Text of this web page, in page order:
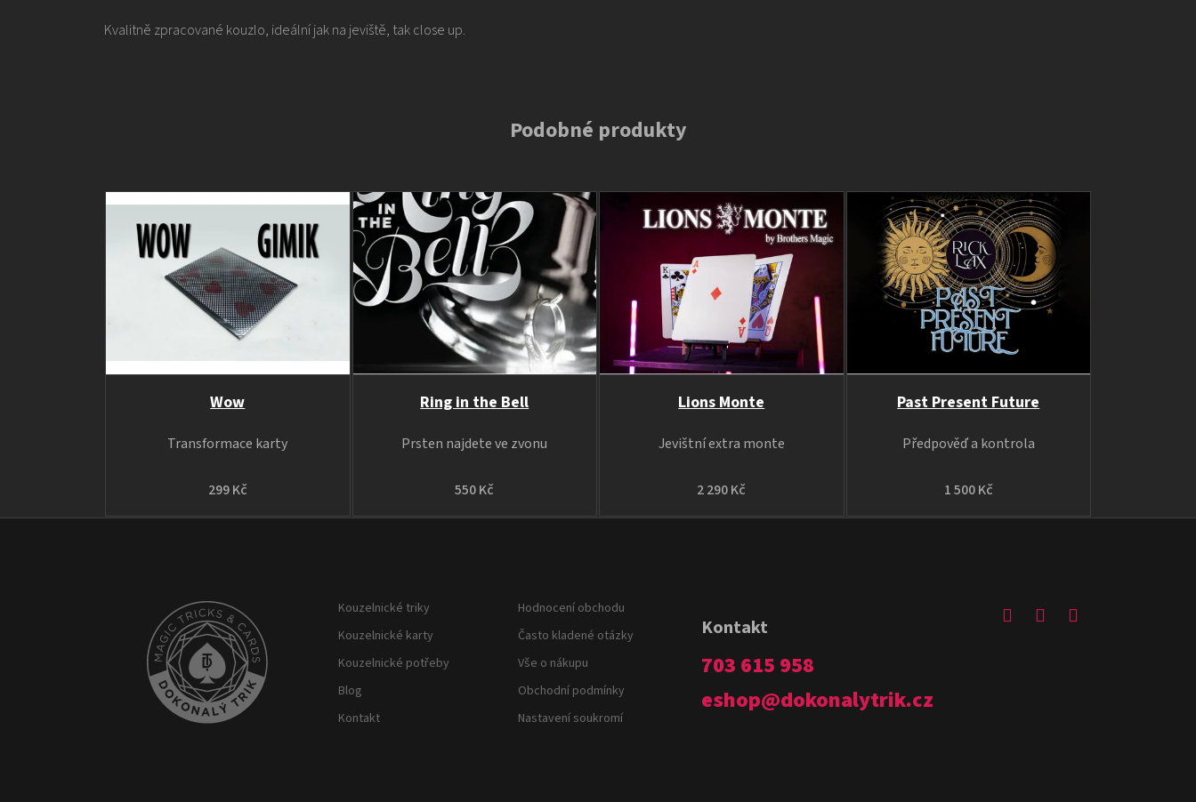
Kvalitně zpracované kouzlo, ideální jak na jeviště, tak close up.
Podobné produkty
Wow
299 Kč
Transformace karty
Ring in the Bell
550 Kč
Prsten najdete ve zvonu
Lions Monte
2 290 Kč
Jevištní extra monte
Past Present Future
1 500 Kč
Předpověď a kontrola
Kouzelnické triky
Kouzelnické karty
Kouzelnické potřeby
Blog
Kontakt
Hodnocení obchodu
Často kladené otázky
Vše o nákupu
Obchodní podmínky
Nastavení soukromí
Kontakt
eshop@dokonalytrik.cz
703 615 958